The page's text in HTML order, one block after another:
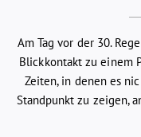
Am Tag vor der 30.
Blickkontakt zu einem
Zeiten, in denen es
Standpunkt zu zeigen,